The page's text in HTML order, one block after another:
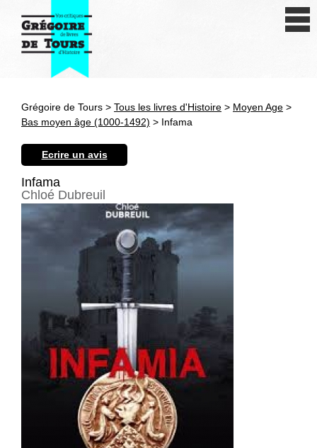
Antiquité
Révolution et XIXe siècle
XXe siècle
Autres civilisations
Thématiques
Grégoire de Tours > Tous les livres d'Histoire > Moyen Age >
Bas moyen âge (1000-1492) > Infama
Ecrire un avis
Infama
Chloé Dubreuil